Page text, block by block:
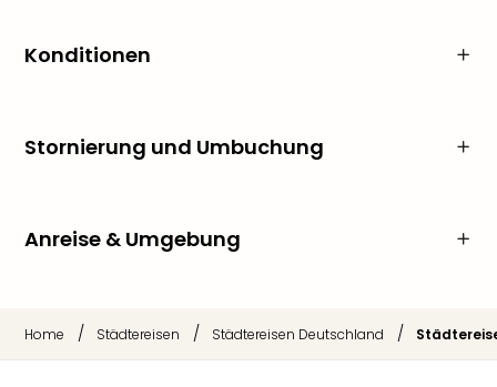
Konditionen
Stornierung und Umbuchung
Anreise & Umgebung
Home / Städtereisen / Städtereisen Deutschland /